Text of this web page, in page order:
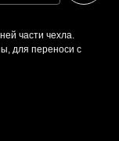
части чехла.
для переноси с